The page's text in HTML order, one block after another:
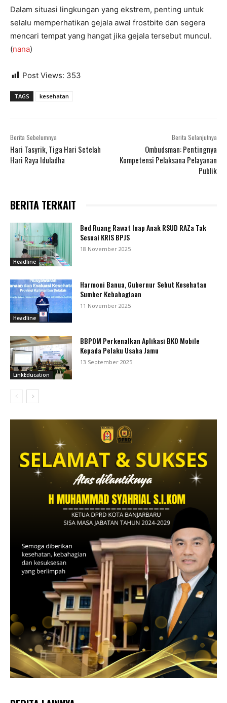
Dalam situasi lingkungan yang ekstrem, penting untuk
selalu memperhatikan gejala awal frostbite dan segera
mencari tempat yang hangat jika gejala tersebut muncul.
(nana)
Post Views: 353
TAGS kesehatan
Berita Sebelumnya
Hari Tasyrik, Tiga Hari Setelah
Hari Raya Iduladha
Berita Selanjutnya
Ombudsman: Pentingnya
Kompetensi Pelaksana Pelayanan
Publik
BERITA TERKAIT
Headline
Bed Ruang Rawat Inap Anak RSUD RAZa Tak
Sesuai KRIS BPJS
18 November 2025
Headline
Harmoni Banua, Gubernur Sebut Kesehatan
Sumber Kebahagiaan
11 November 2025
LinkEducation
BBPOM Perkenalkan Aplikasi BKO Mobile
Kepada Pelaku Usaha Jamu
13 September 2025